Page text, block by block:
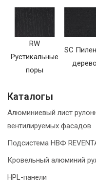
RW
Рустикальные
поры
SC
дерево
Каталогы
Алюминиевый лист
вентилируемых фасадов
Подсистема НВФ
Кровельный алюминий
HPL-панели